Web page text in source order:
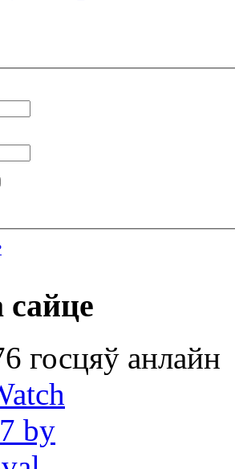
сайце
госцяў анлайн